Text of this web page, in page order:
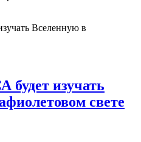
изучать
свете